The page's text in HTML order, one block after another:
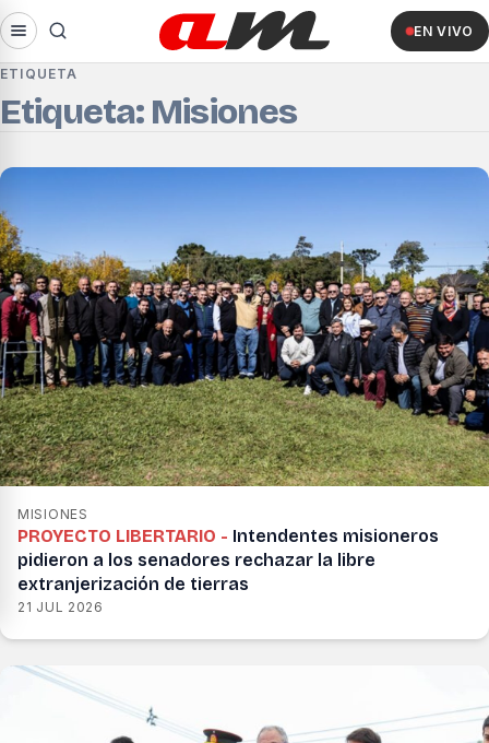
EN VIVO
ETIQUETA
Etiqueta: Misiones
MISIONES
PROYECTO LIBERTARIO - Intendentes misioneros
pidieron a los senadores rechazar la libre
extranjerización de tierras
21 JUL 2026